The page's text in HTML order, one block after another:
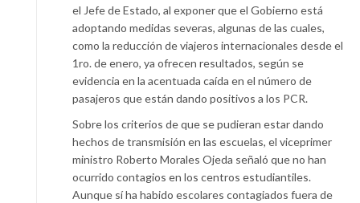
el Jefe de Estado, al exponer que el Gobierno está
adoptando medidas severas, algunas de las cuales,
como la reducción de viajeros internacionales desde el
1ro. de enero, ya ofrecen resultados, según se
evidencia en la acentuada caída en el número de
pasajeros que están dando positivos a los PCR.
Sobre los criterios de que se pudieran estar dando
hechos de transmisión en las escuelas, el viceprimer
ministro Roberto Morales Ojeda señaló que no han
ocurrido contagios en los centros estudiantiles.
Aunque sí ha habido escolares contagiados fuera de